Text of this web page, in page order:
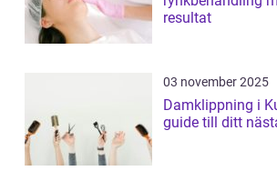
resultat
03 november 2025
Damklippning i
guide till ditt